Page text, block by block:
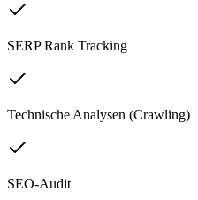
SERP Rank Tracking
Technische Analysen (Crawling)
SEO-Audit